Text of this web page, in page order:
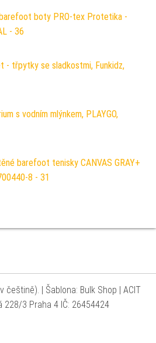
boty PRO-tex Protetika -
- 36
- třpytky se sladkostmi, Funkidz,
s vodním mlýnkem, PLAYGO,
barefoot tenisky CANVAS GRAY+
8 - 31
češtině). | Šablona: Bulk Shop | ACIT
228/3 Praha 4 IČ: 26454424